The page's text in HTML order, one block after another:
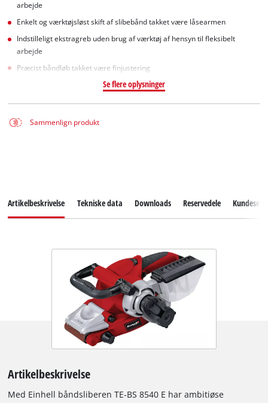
arbejde
Enkelt og værktøjsløst skift af slibebånd takket være låsearmen
Indstilleligt ekstragreb uden brug af værktøj af hensyn til fleksibelt
arbejde
Præcist båndløb takket være finjustering
Se flere oplysninger
Sammenlign produkt
Artikelbeskrivelse Tekniske data Downloads Reservedele
Artikelbeskrivelse
Med Einhell båndsliberen TE-BS 8540 E har ambitiøse